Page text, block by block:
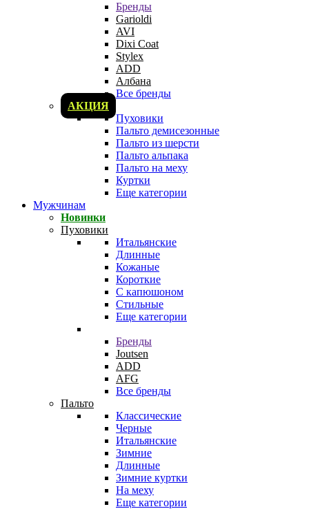
Бренды
Garioldi
AVI
Dixi Coat
Stylex
ADD
Албана
Все бренды
АКЦИЯ
Пуховики
Пальто демисезонные
Пальто из шерсти
Пальто альпака
Пальто на меху
Куртки
Еще категории
Мужчинам
Новинки
Пуховики
Итальянские
Длинные
Кожаные
Короткие
С капюшоном
Стильные
Еще категории
Бренды
Joutsen
ADD
AFG
Все бренды
Пальто
Классические
Черные
Итальянские
Зимние
Длинные
Зимние куртки
На меху
Еще категории